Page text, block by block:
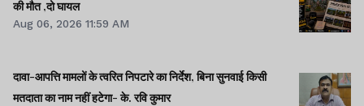
की मौत ,दो घायल
Aug 06, 2026 11:59 AM
दावा-आपत्ति मामलों के त्वरित निपटारे का निर्देश, बिना सुनवाई किसी
मतदाता का नाम नहीं हटेगा- के. रवि कुमार